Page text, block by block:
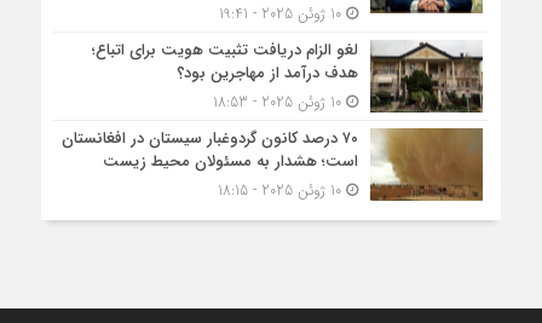
10 ژوئن 2025 - 19:41
لغو الزام دریافت تثبیت هویت برای اتباع؛
هدف درآمد از مهاجرین بود؟
10 ژوئن 2025 - 18:53
۷۰ درصد کانون گردوغبار سیستان در افغانستان
است؛ هشدار به مسئولان محیط زیست
10 ژوئن 2025 - 18:15